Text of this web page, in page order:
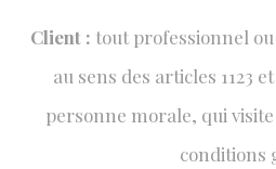
Client : tout professionnel
au sens des articles 1123
personne morale, qui
conditions